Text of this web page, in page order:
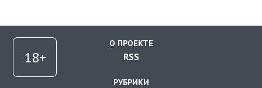
О ПРОЕКТЕ
RSS
РУБРИКИ